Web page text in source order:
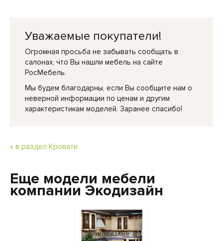
Уважаемые покупатели!
Огромная просьба не забывать сообщать в
салонах, что Вы нашли мебель на сайте
РосМебель.
Мы будем благодарны, если Вы сообщите нам о
неверной информации по ценам и другим
характеристикам моделей. Заранее спасибо!
« в раздел Кровати
Еще модели мебели
компании Экодизайн